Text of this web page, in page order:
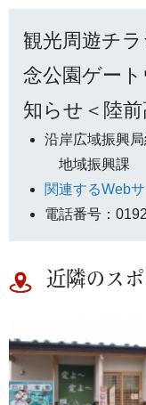
観光周遊チ
念公園ゲー
知らせ＜陸前
沿岸広域振興
地域振興課
関連するWeb
電話番号：
近隣のスポ